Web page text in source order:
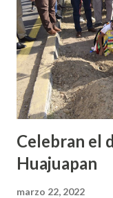
Politécnica de
que hoy se regreso
hibrida, una semana
carrera. Del total
retornaron a cla...
Celebran el
Huajuapan
marzo 22, 2022